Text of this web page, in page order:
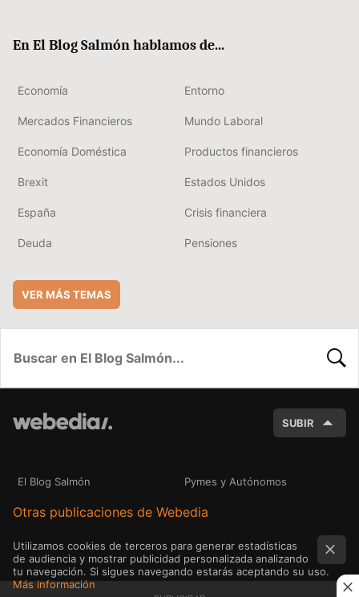
En El Blog Salmón hablamos de...
Economía Entorno
Mercados Financieros Mundo Laboral
Economía Doméstica Productos financieros
Brexit Estados Unidos
España Crisis financiera
Deuda Pensiones
VER MÁS TEMAS
SUBIR
El Blog Salmón Pymes y Autónomos
Otras publicaciones de Webedia
Utilizamos cookies de terceros para generar estadísticas
de audiencia y mostrar publicidad personalizada analizando
tu navegación. Si sigues navegando estarás aceptando su uso.
Más información